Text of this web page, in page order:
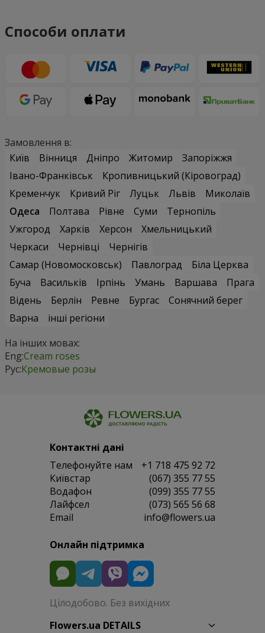
Способи оплати
Замовлення в:
Київ
Вінниця Дніпро Житомир
Запоріжжя
Івано-Франківськ
Кропивницький (Кіровоград)
Кременчук
Кривий Ріг Луцьк Львів
Миколаїв
Одеса
Полтава Рівне Суми
Тернопіль
Ужгород
Харків Херсон
Хмельницький
Черкаси
Чернівці
Чернігів
Самар (Новомосковськ)
Павлоград
Біла Церква
Буча
Васильків Ірпінь Умань Варшава
Прага
Відень
Берлін Ревне Бургас
Сонячний берег
Варна
інші регіони
На інших мовах:
Eng:Cream roses
Рус:Кремовые розы
Контактні дані
Телефонуйте нам
+1 718 475 92 72
Київстар
(067) 355 77 55
Водафон
(099) 355 77 55
Лайфсел
(073) 565 56 68
Email
info@flowers.ua
Онлайн підтримка
Цілодобово. Без вихідних
Flowers.ua DETAILS